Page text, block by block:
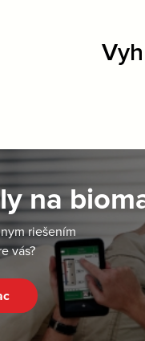
na
riešením
vás?